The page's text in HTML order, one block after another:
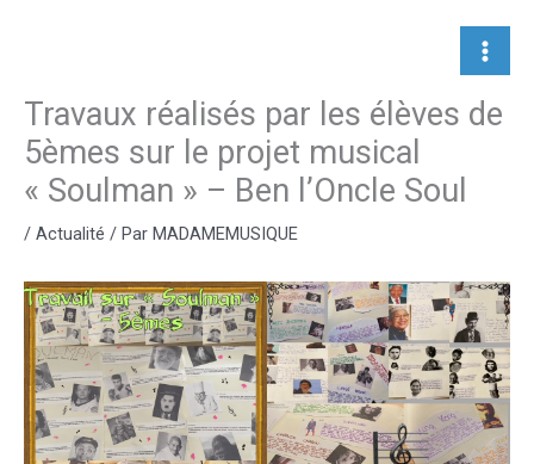
Travaux réalisés par les élèves de
5èmes sur le projet musical
« Soulman » – Ben l’Oncle Soul
/ Actualité / Par MADAMEMUSIQUE